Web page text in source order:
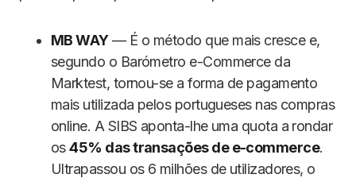
MB WAY— É o método que mais cresce e,
segundo o Barómetro e-Commerce da
Marktest, tornou-se a forma de pagamento
mais utilizada pelos portugueses nas compras
online. A SIBS aponta-lhe uma quota a rondar
os45% das transações de e-commerce.
Ultrapassou os 6 milhões de utilizadores, o